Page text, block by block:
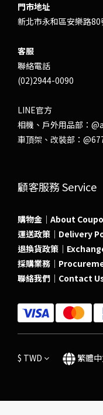
門市地址
新北市永和區安樂路80
客服
聯絡電話
(02)2944-0090
LINE官方
相機、戶外用品部：
車頂架、改裝部：
顧客服務 Service
購物金｜About
運送政策｜Delivery
退換貨政策｜
採購業務｜
聯絡我們｜Contact
$ TWD 繁體